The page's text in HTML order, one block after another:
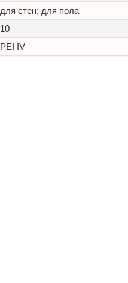
для стен; для пола
10
PEI IV